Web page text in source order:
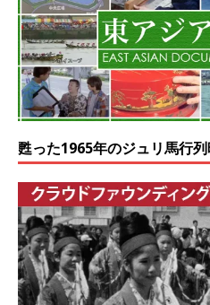
甦った1965年のジュリ馬行